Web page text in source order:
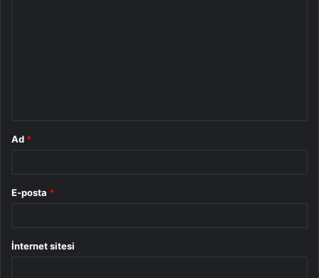
Ad *
E-posta *
İnternet sitesi